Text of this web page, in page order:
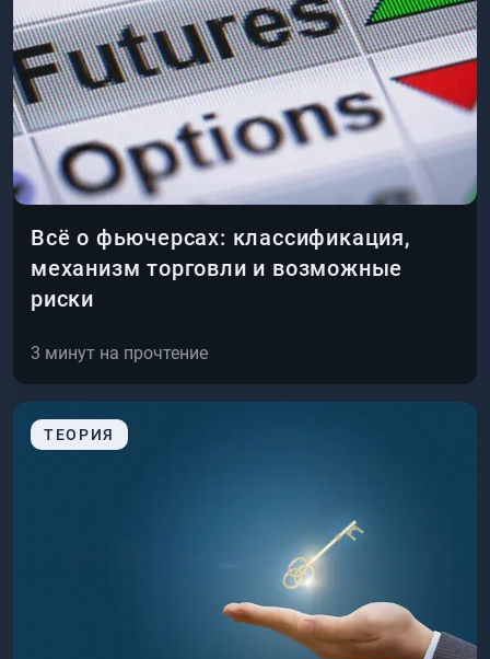
Всё о фьючерсах: классификация,
механизм торговли и возможные
риски
3 минут на прочтение
ТЕОРИЯ